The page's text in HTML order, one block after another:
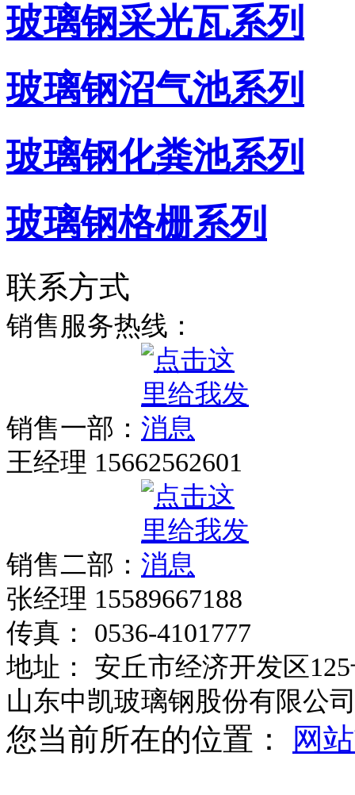
玻璃钢采光瓦系列
玻璃钢沼气池系列
玻璃钢化粪池系列
玻璃钢格栅系列
联系方式
销售服务热线：
销售一部：
王经理 15662562601
销售二部：
张经理 15589667188
传真： 0536-4101777
地址： 安丘市经济开发区
山东中凯玻璃钢股份有限公
您当前所在的位置： 网